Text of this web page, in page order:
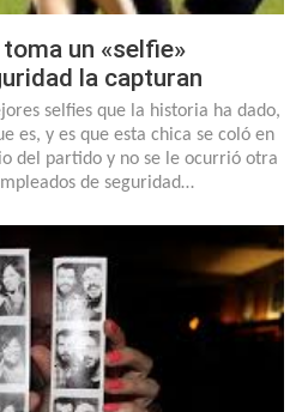
un «selfie»
la capturan
selfies que la historia ha dado,
es, y es que esta chica se coló en
del partido y no se le ocurrió otra
de seguridad…